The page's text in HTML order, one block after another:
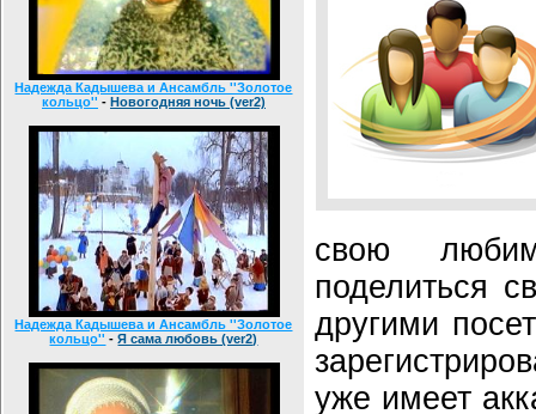
Надежда Кадышева и Ансамбль ''Золотое
кольцо'' - Новогодняя ночь (ver2)
Надежда Кадышева и Ансамбль ''Золотое
кольцо'' -Я сама любовь (ver2)
свою
поделиться
другими
уже имеет